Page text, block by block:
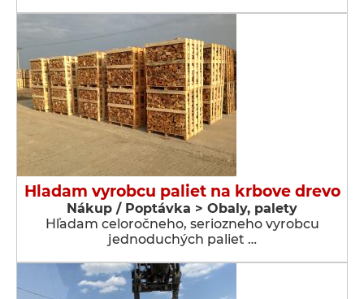
Hladam vyrobcu paliet na krbove drevo
Nákup / Poptávka > Obaly, palety
Hľadam celoročneho, seriozneho vyrobcu
jednoduchých paliet …